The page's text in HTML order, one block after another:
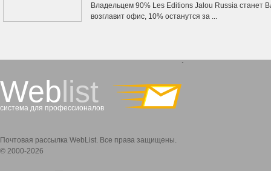
Владельцем 90% Les Editions Jalou Russia станет
возглавит офис, 10% останутся за ...
Weblist
система для профессионалов
`
Почтовая рассылка WebList. Все права защищены.
© 2000-2026